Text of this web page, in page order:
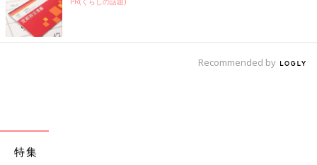
Recommended by
特集